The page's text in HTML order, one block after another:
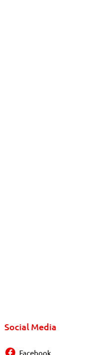
Social Media
Facebook